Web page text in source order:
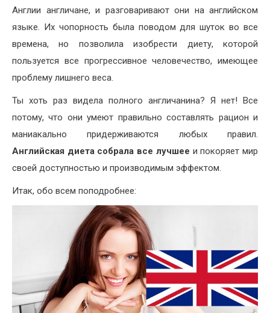
Англии англичане, и разговаривают они на английском
языке. Их чопорность была поводом для шуток во все
времена, но позволила изобрести диету, которой
пользуется все прогрессивное человечество, имеющее
проблему лишнего веса.
Ты хоть раз видела полного англичанина? Я нет! Все
потому, что они умеют правильно составлять рацион и
маниакально придерживаются любых правил.
Английская диета собрала все лучшее и покоряет мир
своей доступностью и производимым эффектом.
Итак, обо всем поподробнее: